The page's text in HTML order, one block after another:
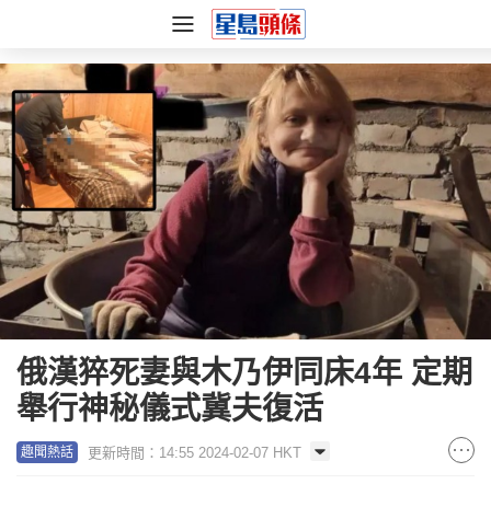
俄漢猝死妻與木乃伊同床4年 定期
舉行神秘儀式冀夫復活
趣聞熱話 更新時間：14:55 2024-02-07 HKT